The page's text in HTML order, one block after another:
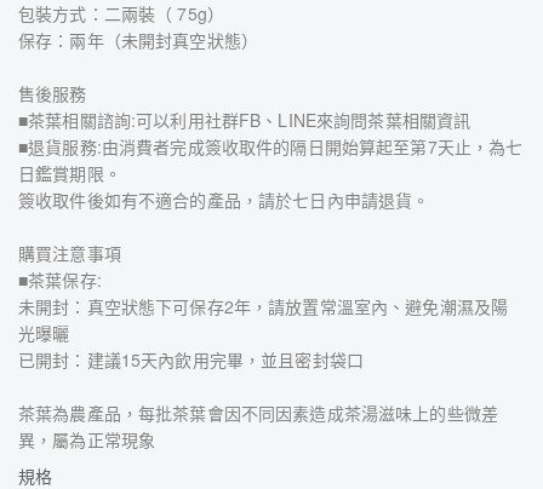
包裝方式：二兩裝（ 75g）
保存：兩年（未開封真空狀態）
售後服務
■茶葉相關諮詢:可以利用社群FB、LINE來詢問茶葉相關資訊
■退貨服務:由消費者完成簽收取件的隔日開始算起至第7天止，為七
日鑑賞期限。
簽收取件後如有不適合的產品，請於七日內申請退貨。
購買注意事項
■茶葉保存:
未開封：真空狀態下可保存2年，請放置常溫室內、避免潮濕及陽
光曝曬
已開封：建議15天內飲用完畢，並且密封袋口
茶葉為農產品，每批茶葉會因不同因素造成茶湯滋味上的些微差
異，屬為正常現象
規格